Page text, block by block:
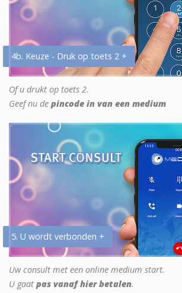
4b. Keuze - Druk op toets 2 +
Of u drukt op toets 2.
Geef nu de pincode in van een medium
5. U wordt verbonden +
Uw consult met een online medium start.
U gaat pas vanaf hier betalen.